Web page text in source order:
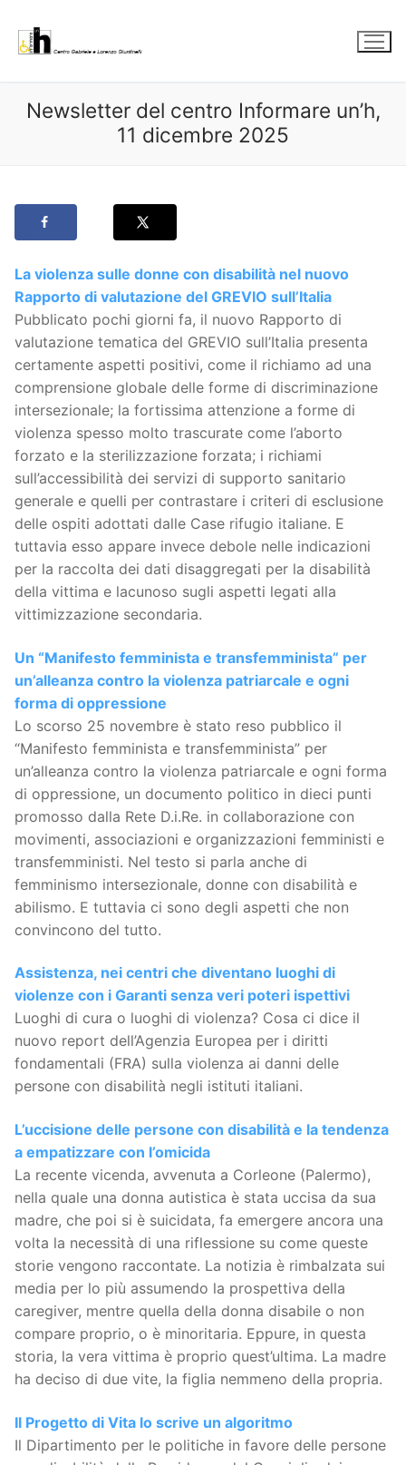
contenuto
Newsletter del centro Informare un’h,
11 dicembre 2025
La violenza sulle donne con disabilità nel nuovo
Rapporto di valutazione del GREVIO sull’Italia
Pubblicato pochi giorni fa, il nuovo Rapporto di
valutazione tematica del GREVIO sull’Italia presenta
certamente aspetti positivi, come il richiamo ad una
comprensione globale delle forme di discriminazione
intersezionale; la fortissima attenzione a forme di
violenza spesso molto trascurate come l’aborto
forzato e la sterilizzazione forzata; i richiami
sull’accessibilità dei servizi di supporto sanitario
generale e quelli per contrastare i criteri di esclusione
delle ospiti adottati dalle Case rifugio italiane. E
tuttavia esso appare invece debole nelle indicazioni
per la raccolta dei dati disaggregati per la disabilità
della vittima e lacunoso sugli aspetti legati alla
vittimizzazione secondaria.
Un “Manifesto femminista e transfemminista” per
un’alleanza contro la violenza patriarcale e ogni
forma di oppressione
Lo scorso 25 novembre è stato reso pubblico il
“Manifesto femminista e transfemminista” per
un’alleanza contro la violenza patriarcale e ogni forma
di oppressione, un documento politico in dieci punti
promosso dalla Rete D.i.Re. in collaborazione con
movimenti, associazioni e organizzazioni femministi e
transfemministi. Nel testo si parla anche di
femminismo intersezionale, donne con disabilità e
abilismo. E tuttavia ci sono degli aspetti che non
convincono del tutto.
Assistenza, nei centri che diventano luoghi di
violenze con i Garanti senza veri poteri ispettivi
Luoghi di cura o luoghi di violenza? Cosa ci dice il
nuovo report dell’Agenzia Europea per i diritti
fondamentali (FRA) sulla violenza ai danni delle
persone con disabilità negli istituti italiani.
L’uccisione delle persone con disabilità e la tendenza
a empatizzare con l’omicida
La recente vicenda, avvenuta a Corleone (Palermo),
nella quale una donna autistica è stata uccisa da sua
madre, che poi si è suicidata, fa emergere ancora una
volta la necessità di una riflessione su come queste
storie vengono raccontate. La notizia è rimbalzata sui
media per lo più assumendo la prospettiva della
caregiver, mentre quella della donna disabile o non
compare proprio, o è minoritaria. Eppure, in questa
storia, la vera vittima è proprio quest’ultima. La madre
ha deciso di due vite, la figlia nemmeno della propria.
Il Progetto di Vita lo scrive un algoritmo
Il Dipartimento per le politiche in favore delle persone